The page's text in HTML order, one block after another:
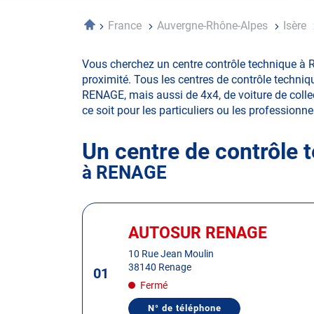
AccueilFrance Auvergne-Rhône-Alpes Isère
Vous cherchez un centre contrôle technique à
proximité. Tous les centres de contrôle
RENAGE, mais aussi de 4x4, de voiture de
ce soit pour les particuliers ou les
Un centre de contrôle
à RENAGE
Appuyer
ENTRÉE
01
Centre
AUTOSUR RENAGE
10 Rue Jean Moulin
38140 Renage
Fermé
N° de téléphone